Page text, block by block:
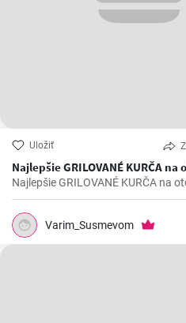
Uložiť
Najlepšie GRILOVANÉ KURČA
Najlepšie GRILOVANÉ KURČA na
Varim_Susmevom